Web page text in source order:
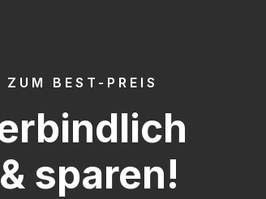
BEST-PREIS
sparen!